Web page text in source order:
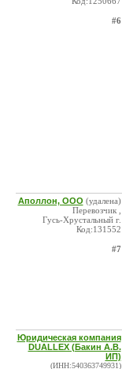
#6
Аполлон, ООО (удалена)
Перевозчик ,
Гусь-Хрустальный г.
Код:131552
#7
Юридическая компания
DUALLEX (Бакин А.В.
ИП)
(ИНН:540363749931)